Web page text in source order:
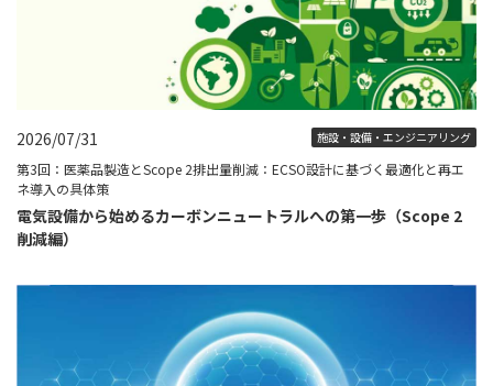
2026/07/31 施設・設備・エンジニアリング
第3回：医薬品製造とScope 2排出量削減：ECSO設計に基づく最適化と再エ
ネ導入の具体策
電気設備から始めるカーボンニュートラルへの第一歩（Scope 2
削減編）